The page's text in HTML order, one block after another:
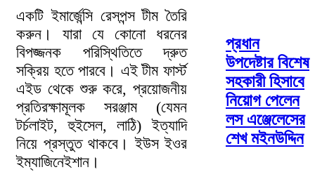
একটি ইমার্জেন্সি রেসপন্স টীম তৈরি
করুন। যারা যে কোনো ধরনের
বিপজ্জনক পরিস্থিতিতে দ্রুত
সক্রিয় হতে পারবে। এই টীম ফার্স্ট
এইড থেকে শুরু করে, প্রয়োজনীয়
প্রতিরক্ষামূলক সরঞ্জাম (যেমন
টর্চলাইট, হুইসেল, লাঠি) ইত্যাদি
নিয়ে প্রস্তুত থাকবে। ইউস ইওর
ইম্যাজিনেইশান।
প্রধান
উপদেষ্টার বিশেষ
সহকারী হিসাবে
নিয়োগ পেলেন
লস এঞ্জেলেসের
শেখ মইনউদ্দিন